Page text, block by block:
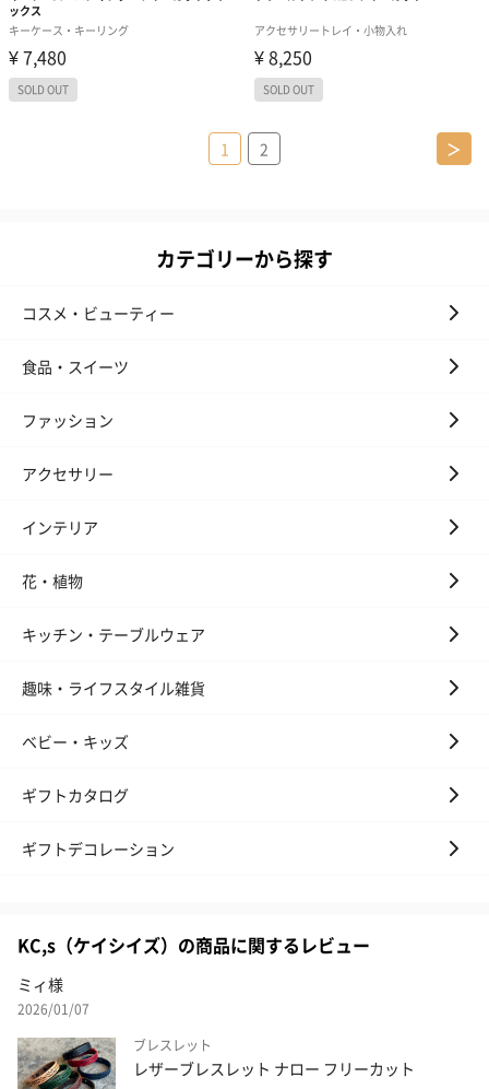
1 2 ＞
カテゴリーから探す
コスメ・ビューティー
食品・スイーツ
ファッション
アクセサリー
インテリア
花・植物
キッチン・テーブルウェア
趣味・ライフスタイル雑貨
ベビー・キッズ
ギフトカタログ
ギフトデコレーション
KC,s（ケイシイズ）の商品に関するレビュー
ミィ様
2026/01/07
ブレスレット
レザーブレスレット ナロー フリーカット